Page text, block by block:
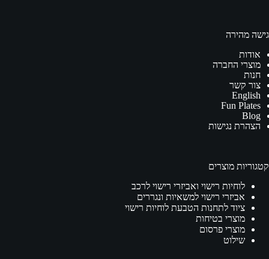
גישה מהירה
אודות
מוצרי החברה
חנות
צור קשר
English
Fun Plates
Blog
הצהרת נגישות
קטגוריות מוצרים
לוחיות רישוי ואביזרי רישוי לרכב
אביזרי רישוי למשאיות ונגררים
ציוד לתחנות הטבעת לוחיות רישוי
מוצרי בטיחות
מוצרי פרסום
שילוט